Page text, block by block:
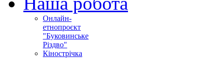
Онлайн-
етнопроєкт
"Буковинське
Різдво"
Кінострічка